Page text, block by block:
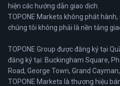
hiện các hướng dẫn giao dịch.
TOPONE Markets không phát
chúng tôi không phải là nền tảng
TOPONE Group được đăng ký tại
đăng ký tại: Buckingham Square,
Road, George Town, Grand
TOPONE Markets là thương hiệu